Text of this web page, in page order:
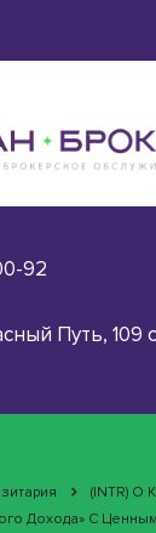
92
Путь, 109
(INTR) О
Дохода» С